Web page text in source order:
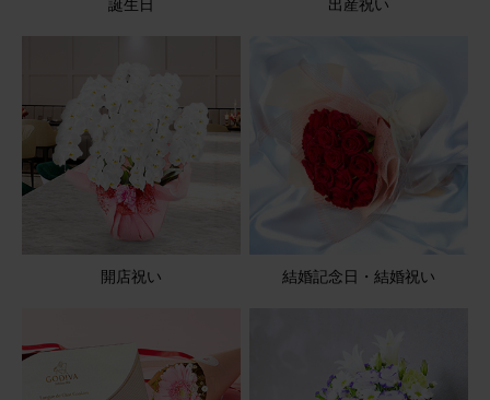
孫のバレエの発表会があり、プレゼントしました。 可愛い
と喜んでくれました。🌸🌸
アレンジメント(ピンク) Sサイズ Happy Birthday カード付
き
60代
とてもかわいいです
開店祝い 結婚記念日・結婚祝い